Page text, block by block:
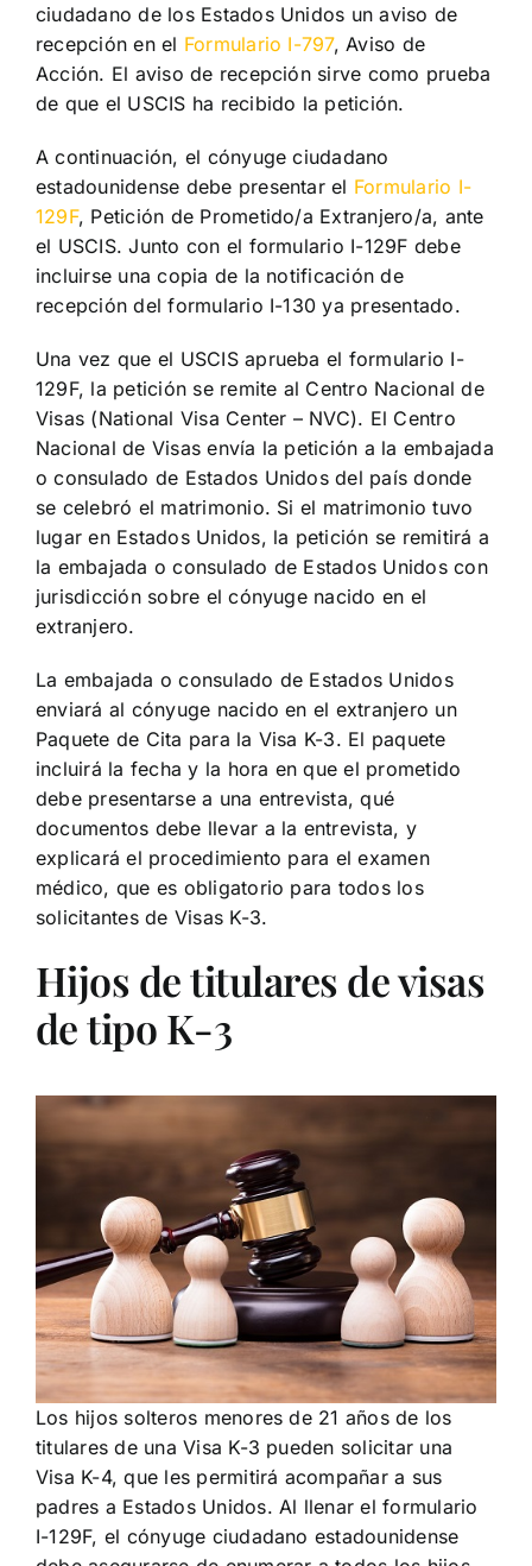
ciudadano de los Estados Unidos un aviso de
recepción en el Formulario I-797, Aviso de
Acción. El aviso de recepción sirve como prueba
de que el USCIS ha recibido la petición.
A continuación, el cónyuge ciudadano
estadounidense debe presentar el Formulario I-
129F, Petición de Prometido/a Extranjero/a, ante
el USCIS. Junto con el formulario I-129F debe
incluirse una copia de la notificación de
recepción del formulario I-130 ya presentado.
Una vez que el USCIS aprueba el formulario I-
129F, la petición se remite al Centro Nacional de
Visas (National Visa Center – NVC). El Centro
Nacional de Visas envía la petición a la embajada
o consulado de Estados Unidos del país donde
se celebró el matrimonio. Si el matrimonio tuvo
lugar en Estados Unidos, la petición se remitirá a
la embajada o consulado de Estados Unidos con
jurisdicción sobre el cónyuge nacido en el
extranjero.
La embajada o consulado de Estados Unidos
enviará al cónyuge nacido en el extranjero un
Paquete de Cita para la Visa K-3. El paquete
incluirá la fecha y la hora en que el prometido
debe presentarse a una entrevista, qué
documentos debe llevar a la entrevista, y
explicará el procedimiento para el examen
médico, que es obligatorio para todos los
solicitantes de Visas K-3.
Hijos de titulares de visas
de tipo K-3
Los hijos solteros menores de 21 años de los
titulares de una Visa K-3 pueden solicitar una
Visa K-4, que les permitirá acompañar a sus
padres a Estados Unidos. Al llenar el formulario
I-129F, el cónyuge ciudadano estadounidense